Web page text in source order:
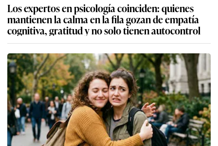
Los expertos en psicología coinciden: quienes
mantienen la calma en la fila gozan de empatía
cognitiva, gratitud y no solo tienen autocontrol